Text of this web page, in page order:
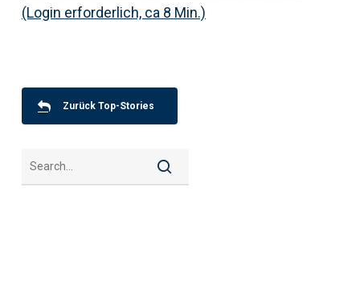
(Login erforderlich, ca 8 Min.)
Zurück Top-Stories